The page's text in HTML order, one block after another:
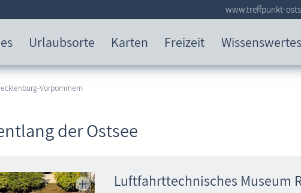
Urlaubsorte Karten Freizeit Wissenswertes
www.treffpunkt-
Vorpommern
der Ostsee
Luftfahrttechnisches Museum